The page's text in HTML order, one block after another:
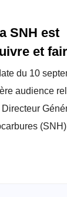
SNH est
et
du 10
audience